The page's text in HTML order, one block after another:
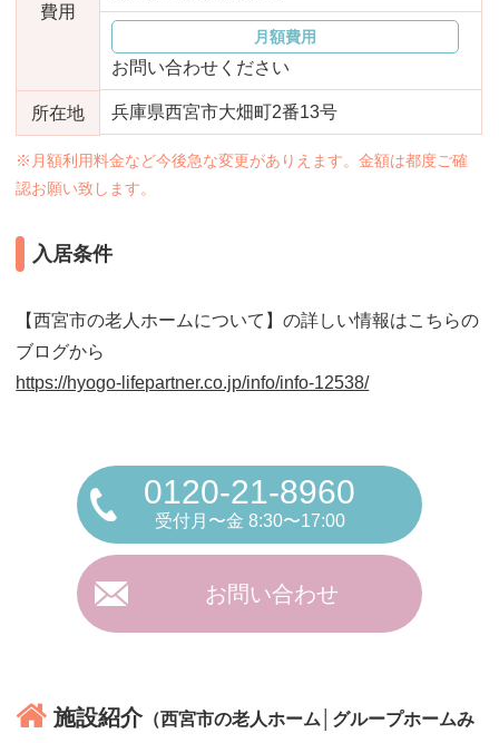
費用
月額費用
お問い合わせください
所在地 兵庫県西宮市大畑町2番13号
※月額利用料金など今後急な変更がありえます。金額は都度ご確
認お願い致します。
入居条件
【西宮市の老人ホームについて】の詳しい情報はこちらの
ブログから
https://hyogo-lifepartner.co.jp/info/info-12538/
0120-21-8960
受付月〜金 8:30〜17:00
お問い合わせ
施設紹介（西宮市の老人ホーム│グループホームみ